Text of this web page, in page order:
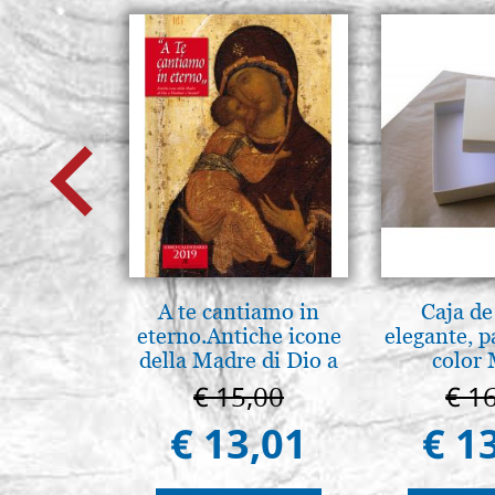
A te cantiamo in
eterno.Antiche icone
della Madre di Dio a
Vladimir e Suzdal
(libro-cal. 2019)
€ 15,00
€ 13,01
Caja
elegante,
color
€
€